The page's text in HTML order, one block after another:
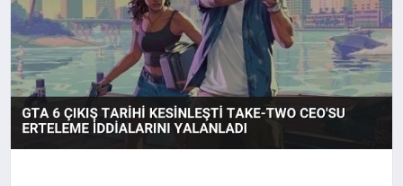
SPOR
TEKNOLOJI